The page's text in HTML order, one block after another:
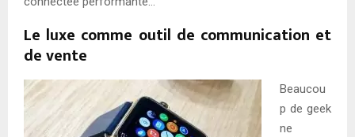
Le luxe comme outil de communication et
de vente
Beaucou
p de geek
ne